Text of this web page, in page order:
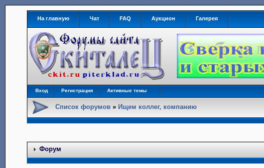
На главную Чат FAQ Аукцион Галерея
Вход Регистрация Активные темы
Список форумов» Ищем коллег, компанию
Форум